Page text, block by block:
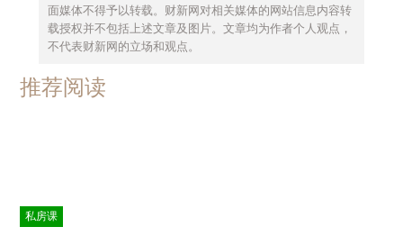
面媒体不得予以转载。财新网对相关媒体的网站信息内容转
载授权并不包括上述文章及图片。文章均为作者个人观点，
不代表财新网的立场和观点。
推荐阅读
私房课